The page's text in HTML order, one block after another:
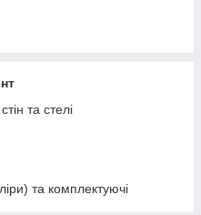
та стелі
та комплектуючі